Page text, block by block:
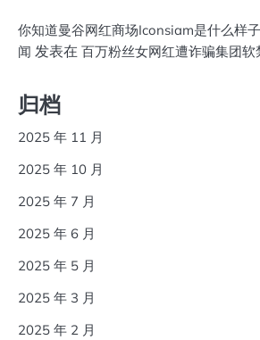
你知道曼谷网红商场Iconsiam是什么样
闻 发表在 百万粉丝女网红遭诈骗集团软
归档
2025 年 11 月
2025 年 10 月
2025 年 7 月
2025 年 6 月
2025 年 5 月
2025 年 3 月
2025 年 2 月